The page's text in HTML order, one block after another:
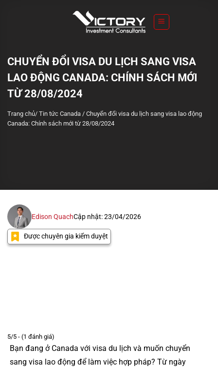
CHUYỂN ĐỔI VISA DU LỊCH SANG VISA
LAO ĐỘNG CANADA: CHÍNH SÁCH MỚI
TỪ 28/08/2024
Trang chủ/ Tin tức Canada / Chuyển đổi visa du lịch sang visa lao động
Canada: Chính sách mới từ 28/08/2024
Edison QuachCập nhật: 23/04/2026
Được chuyên gia kiểm duyệt
5/5 - (1 đánh giá)
Bạn đang ở Canada với visa du lịch và muốn chuyển
sang visa lao động để làm việc hợp pháp? Từ ngày